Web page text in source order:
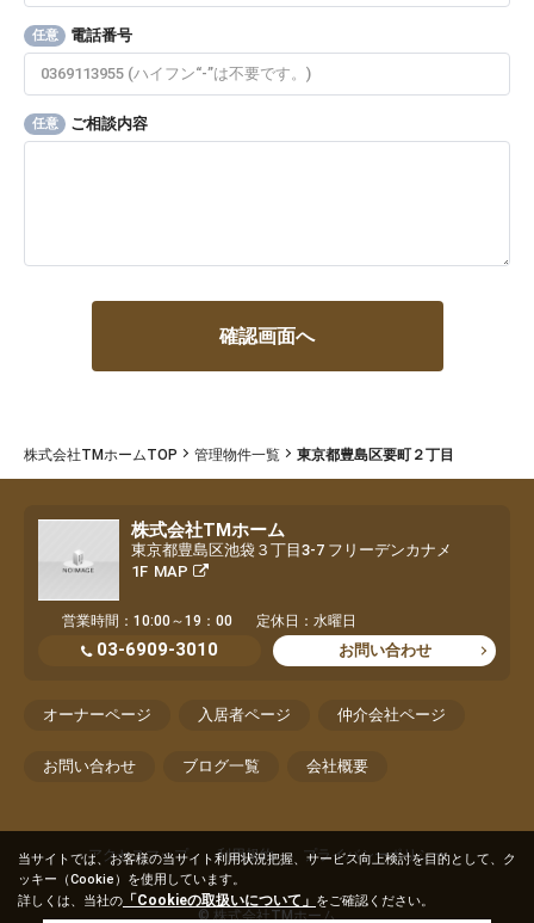
任意 電話番号
任意 ご相談内容
株式会社TMホームTOP 管理物件一覧 東京都豊島区要町２丁目
株式会社TMホーム
東京都豊島区池袋３丁目3-7 フリーデンカナメ
1F MAP
営業時間：10:00～19：00 定休日：水曜日
03-6909-3010 お問い合わせ
オーナーページ 入居者ページ 仲介会社ページ
お問い合わせ ブログ一覧 会社概要
アクセスマップ 利用規約 プライバシーポリシー
© 株式会社TMホーム
当サイトでは、お客様の当サイト利用状況把握、サービス向上検討を目的として、ク
ッキー（Cookie）を使用しています。
詳しくは、当社の 「Cookieの取扱いについて」 をご確認ください。